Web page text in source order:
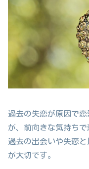
過去の失恋が原因で
が、前向きな気持ちで
過去の出会いや失恋
が大切です。